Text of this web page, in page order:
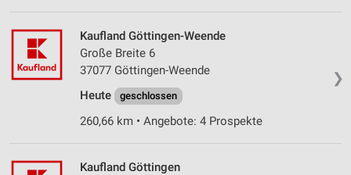
❯
Kaufland Göttingen-Weende
Große Breite 6
37077 Göttingen-Weende
Heute
geschlossen
260,66 km • Angebote: 4 Prospekte
Kaufland Göttingen